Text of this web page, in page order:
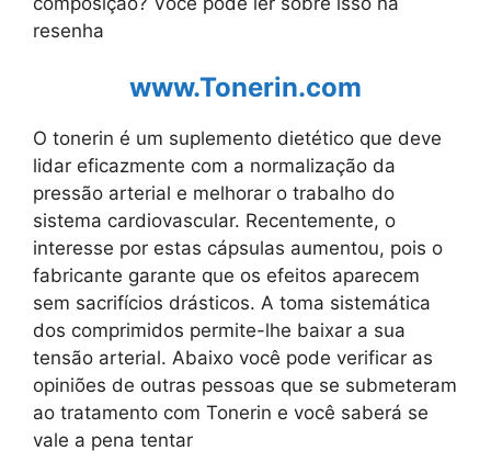
resenha
www.Tonerin.com
O tonerin é um suplemento dietético que deve
lidar eficazmente com a normalização da
pressão arterial e melhorar o trabalho do
sistema cardiovascular. Recentemente, o
interesse por estas cápsulas aumentou, pois o
fabricante garante que os efeitos aparecem
sem sacrifícios drásticos. A toma sistemática
dos comprimidos permite-lhe baixar a sua
tensão arterial. Abaixo você pode verificar as
opiniões de outras pessoas que se submeteram
ao tratamento com Tonerin e você saberá se
vale a pena tentar